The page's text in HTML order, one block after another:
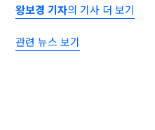
왕보경 기자의 기사 더 보기
관련 뉴스 보기